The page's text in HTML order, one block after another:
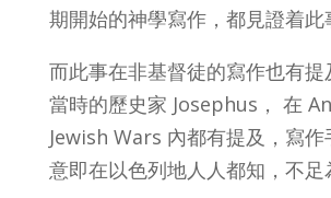
期開始的神學寫作，都見證着此
而此事在非基督徒的寫作也有提
當時的歷史家 Josephus， 在
Jewish Wars 內都有提及，寫作
意即在以色列地人人都知，不足